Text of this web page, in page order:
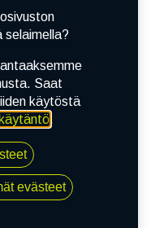
BLIZZAK LM500 XL
selaimella?
Saat
käytöstä
.
evästeet